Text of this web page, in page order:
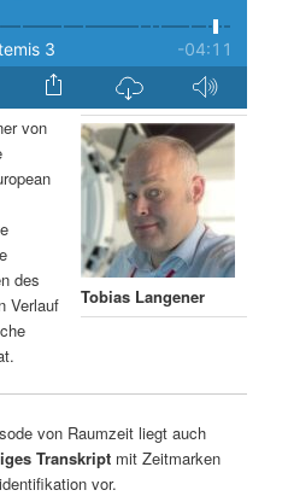
Tobias Langener
von
des
Verlauf
von Raumzeit liegt auch
Transkriptmit Zeitmarken
vor.